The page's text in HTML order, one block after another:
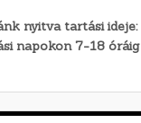
nyitva tartási ideje:
napokon 7-18 óráig